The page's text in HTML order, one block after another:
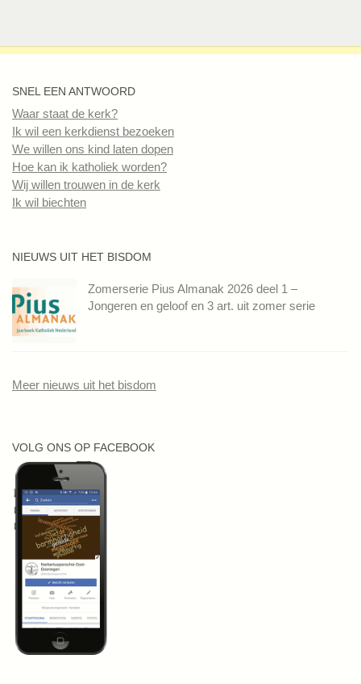
SNEL EEN ANTWOORD
Waar staat de kerk?
Ik wil een kerkdienst bezoeken
We willen ons kind laten dopen
Hoe kan ik katholiek worden?
Wij willen trouwen in de kerk
Ik wil biechten
NIEUWS UIT HET BISDOM
Zomerserie Pius Almanak 2026 deel 1 –
Jongeren en geloof en 3 art. uit zomer serie
Meer nieuws uit het bisdom
VOLG ONS OP FACEBOOK